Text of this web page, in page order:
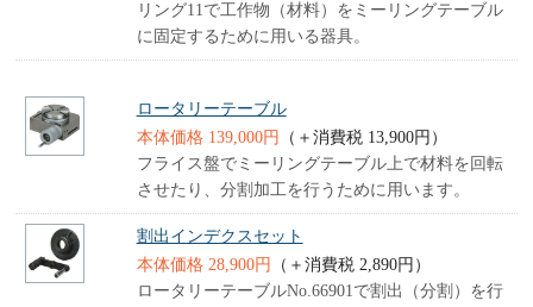
リング11で工作物（材料）をミーリングテーブル
に固定するために用いる器具。
ロータリーテーブル
本体価格 139,000円
（＋消費税 13,900円）
フライス盤でミーリングテーブル上で材料を回転
させたり、分割加工を行うために用います。
割出インデクスセット
本体価格 28,900円
（＋消費税 2,890円）
ロータリーテーブルNo.66901で割出（分割）を行